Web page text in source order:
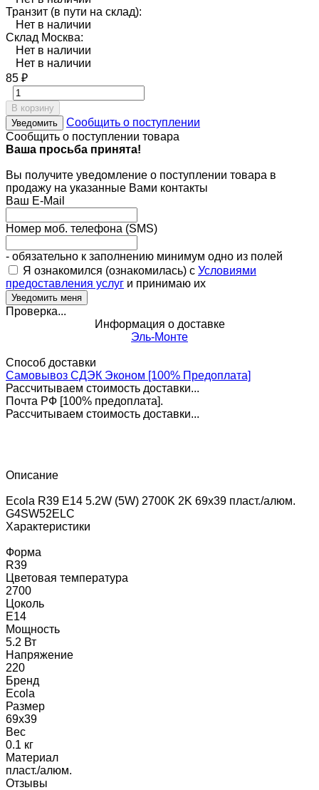
Транзит (в пути на склад):
Нет в наличии
Склад Москва:
Нет в наличии
Нет в наличии
85 ₽
В корзину
Уведомить
Сообщить о поступлении
Сообщить о поступлении товара
Ваша просьба принята!
Вы получите уведомление о поступлении товара в
продажу на указанные Вами контакты
Ваш E-Mail
Номер моб. телефона (SMS)
- обязательно к заполнению минимум одно из полей
Я ознакомился (ознакомилась) с Условиями
предоставления услуг и принимаю их
Проверка...
Информация о доставке
Эль-Монте
Способ доставки
Самовывоз СДЭК Эконом [100% Предоплата]
Рассчитываем стоимость доставки...
Почта РФ [100% предоплата].
Рассчитываем стоимость доставки...
Описание
Ecola R39 E14 5.2W (5W) 2700K 2K 69x39 пласт./алюм.
G4SW52ELC
Характеристики
Форма
R39
Цветовая температура
2700
Цоколь
E14
Мощность
5.2 Вт
Напряжение
220
Бренд
Ecola
Размер
69x39
Вес
0.1 кг
Материал
пласт./алюм.
Отзывы